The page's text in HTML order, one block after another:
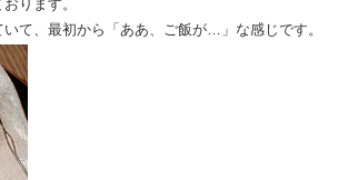
ります。
て、最初から「ああ、ご飯が…」な感じです。